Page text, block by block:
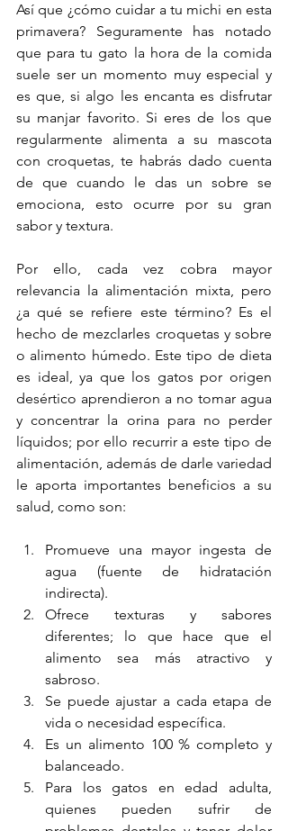
Así que ¿cómo cuidar a tu michi en esta
primavera? Seguramente has notado
que para tu gato la hora de la comida
suele ser un momento muy especial y
es que, si algo les encanta es disfrutar
su manjar favorito. Si eres de los que
regularmente alimenta a su mascota
con croquetas, te habrás dado cuenta
de que cuando le das un sobre se
emociona, esto ocurre por su gran
sabor y textura.
Por ello, cada vez cobra mayor
relevancia la alimentación mixta, pero
¿a qué se refiere este término? Es el
hecho de mezclarles croquetas y sobre
o alimento húmedo. Este tipo de dieta
es ideal, ya que los gatos por origen
desértico aprendieron a no tomar agua
y concentrar la orina para no perder
líquidos; por ello recurrir a este tipo de
alimentación, además de darle variedad
le aporta importantes beneficios a su
salud, como son:
Promueve una mayor ingesta de
agua (fuente de hidratación
indirecta).
Ofrece texturas y sabores
diferentes; lo que hace que el
alimento sea más atractivo y
sabroso.
Se puede ajustar a cada etapa de
vida o necesidad específica.
Es un alimento 100 % completo y
balanceado.
Para los gatos en edad adulta,
quienes pueden sufrir de